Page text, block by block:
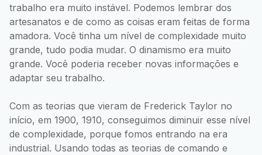
trabalho era muito instável. Podemos lembrar dos
artesanatos e de como as coisas eram feitas de forma
amadora. Você tinha um nível de complexidade muito
grande, tudo podia mudar. O dinamismo era muito
grande. Você poderia receber novas informações e
adaptar seu trabalho.
Com as teorias que vieram de Frederick Taylor no
início, em 1900, 1910, conseguimos diminuir esse nível
de complexidade, porque fomos entrando na era
industrial. Usando todas as teorias de comando e